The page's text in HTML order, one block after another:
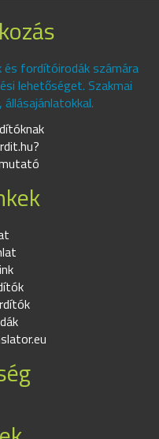
fordítóirodák számára
lehetőséget. Szakmai